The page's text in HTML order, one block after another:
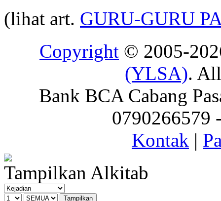
(lihat art. GURU-GURU
Copyright © 2005-
(YLSA).
Bank BCA Cabang
0790266579
Kontak |
Tampilkan Alkitab